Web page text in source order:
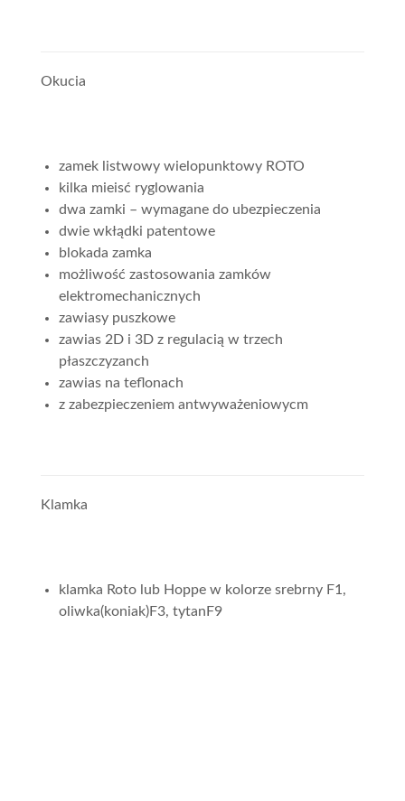
Okucia
zamek listwowy wielopunktowy ROTO
kilka mieisć ryglowania
dwa zamki – wymagane do ubezpieczenia
dwie wkłądki patentowe
blokada zamka
możliwość zastosowania zamków
elektromechanicznych
zawiasy puszkowe
zawias 2D i 3D z regulacią w trzech
płaszczyzanch
zawias na teflonach
z zabezpieczeniem antwyważeniowycm
Klamka
klamka Roto lub Hoppe w kolorze srebrny F1,
oliwka(koniak)F3, tytanF9